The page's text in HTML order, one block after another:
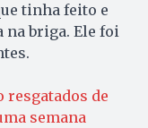
tinha feito e
na briga. Ele foi
resgatados de
semana